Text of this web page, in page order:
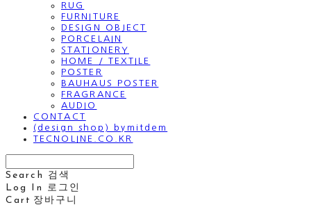
RUG
FURNITURE
DESIGN OBJECT
PORCELAIN
STATIONERY
HOME / TEXTILE
POSTER
BAUHAUS POSTER
FRAGRANCE
AUDIO
CONTACT
(design shop) bymitdem
TECNOLINE.CO.KR
Search
검색
Log In
로그인
Cart 장바구니